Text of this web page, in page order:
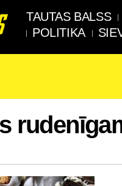
TAUTAS BALSS
POLITIKA